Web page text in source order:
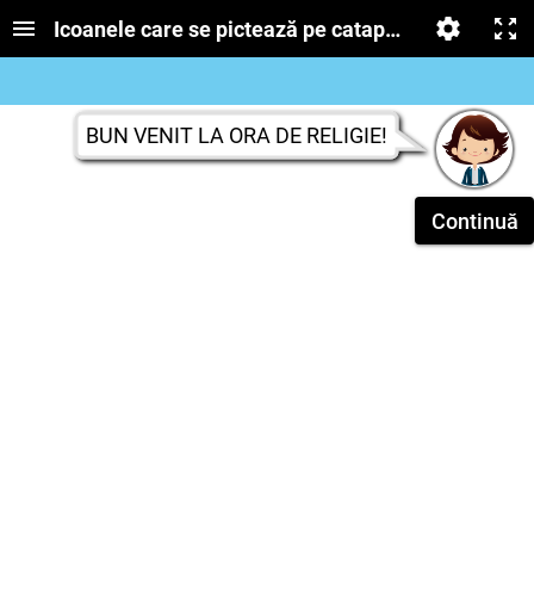
Continuă
BUN VENIT LA ORA DE RELIGIE!
Icoanele care se pictează pe catapeteasmă